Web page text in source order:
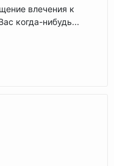
влечения к
когда-нибудь...